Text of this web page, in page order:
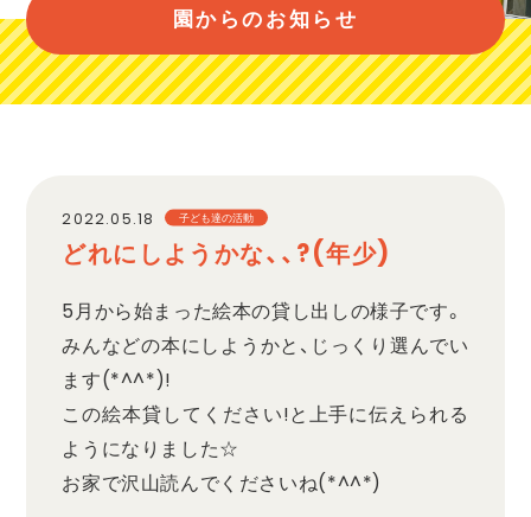
バス経路
プライバシーポリシー
園からのお知らせ
2022.05.18 子ども達の活動
どれにしようかな、、?(年少)
5月から始まった絵本の貸し出しの様子です。
みんなどの本にしようかと、じっくり選んでい
ます(*^^*)!
この絵本貸してください!と上手に伝えられる
ようになりました☆
お家で沢山読んでくださいね(*^^*)